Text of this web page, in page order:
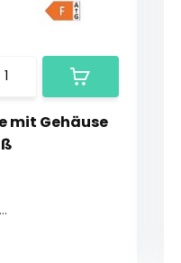
mit Gehäuse